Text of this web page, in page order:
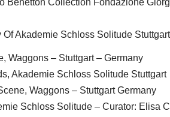
Benetton Collection Fondazione
Of Akademie Schloss Solitude Stuttgart
Waggons – Stuttgart – Germany
Akademie Schloss Solitude Stuttgart
Waggons – Stuttgart Germany
Schloss Solitude – Curator: Elisa